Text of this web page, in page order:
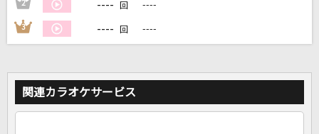
2 ---- 回 ----
3 ---- 回 ----
関連カラオケサービス